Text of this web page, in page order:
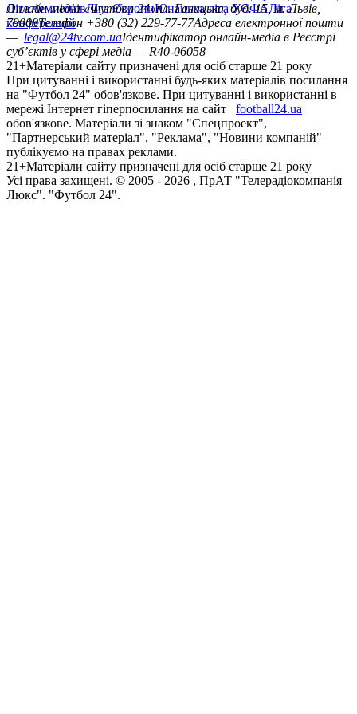
Ліга чемпіонівЛіга ЄвропиЮнацька ліга УЄФАЛіга
конференцій
Онлайн-медіа «Футбол 24»пл. Галицька, буд. 15, м. Львів,
79008Телефон +380 (32) 229-77-77Адреса електронної пошти
— legal@24tv.com.uaІдентифікатор онлайн-медіа в Реєстрі
суб’єктів у сфері медіа — R40-06058
21+Матеріали сайту призначені для осіб старше 21 року
При цитуванні і використанні будь-яких матеріалів посилання
на "Футбол 24" обов'язкове. При цитуванні і використанні в
мережі Інтернет гіперпосилання на сайт
football24.ua
обов'язкове. Матеріали зі знаком "Спецпроект",
"Партнерський матеріал", "Реклама", "Новини компаній"
публікуємо на правах реклами.
21+Матеріали сайту призначені для осіб старше 21 року
Усi права захищенi. © 2005 - 2026 , ПрАТ "Телерадіокомпанія
Люкс". "Футбол 24".